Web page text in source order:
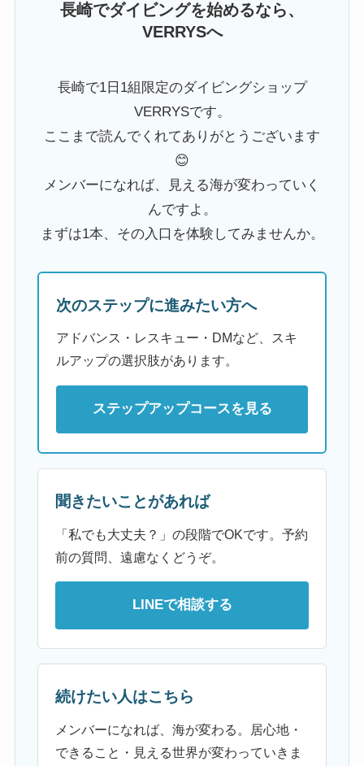
長崎でダイビングを始めるなら、
VERRYSへ
長崎で1日1組限定のダイビングショップ
VERRYSです。
ここまで読んでくれてありがとうございます
😊
メンバーになれば、見える海が変わっていく
んですよ。
まずは1本、その入口を体験してみませんか。
次のステップに進みたい方へ
アドバンス・レスキュー・DMなど、スキ
ルアップの選択肢があります。
ステップアップコースを見る
聞きたいことがあれば
「私でも大丈夫？」の段階でOKです。予約
前の質問、遠慮なくどうぞ。
LINEで相談する
続けたい人はこちら
メンバーになれば、海が変わる。居心地・
できること・見える世界が変わっていきま